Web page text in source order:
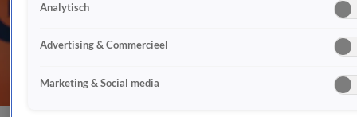
Analytisch
Advertising & Commercieel
Marketing & Social media